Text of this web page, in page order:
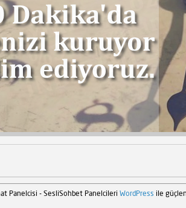
Panelcisi - SesliSohbet Panelcileri WordPress ile